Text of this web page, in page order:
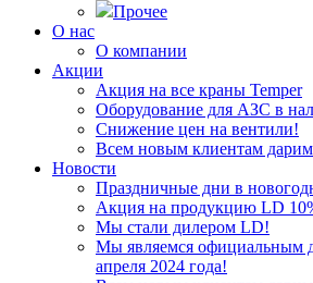
Прочее
О нас
О компании
Акции
Акция на все краны Temper
Оборудование для АЗС в
Снижение цен на вентили!
Всем новым клиентам
Новости
Праздничные дни в
Акция на продукцию LD
Мы стали дилером LD!
Мы являемся официальным
апреля 2024 года!